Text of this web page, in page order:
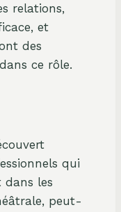
relations,
et
des
ce rôle.
qui
les
peut-